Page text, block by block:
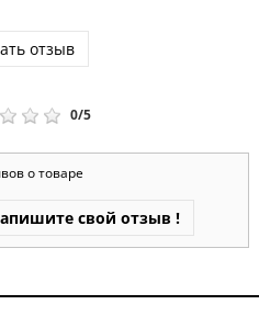
отзыв
0/5
о товаре
свой отзыв !